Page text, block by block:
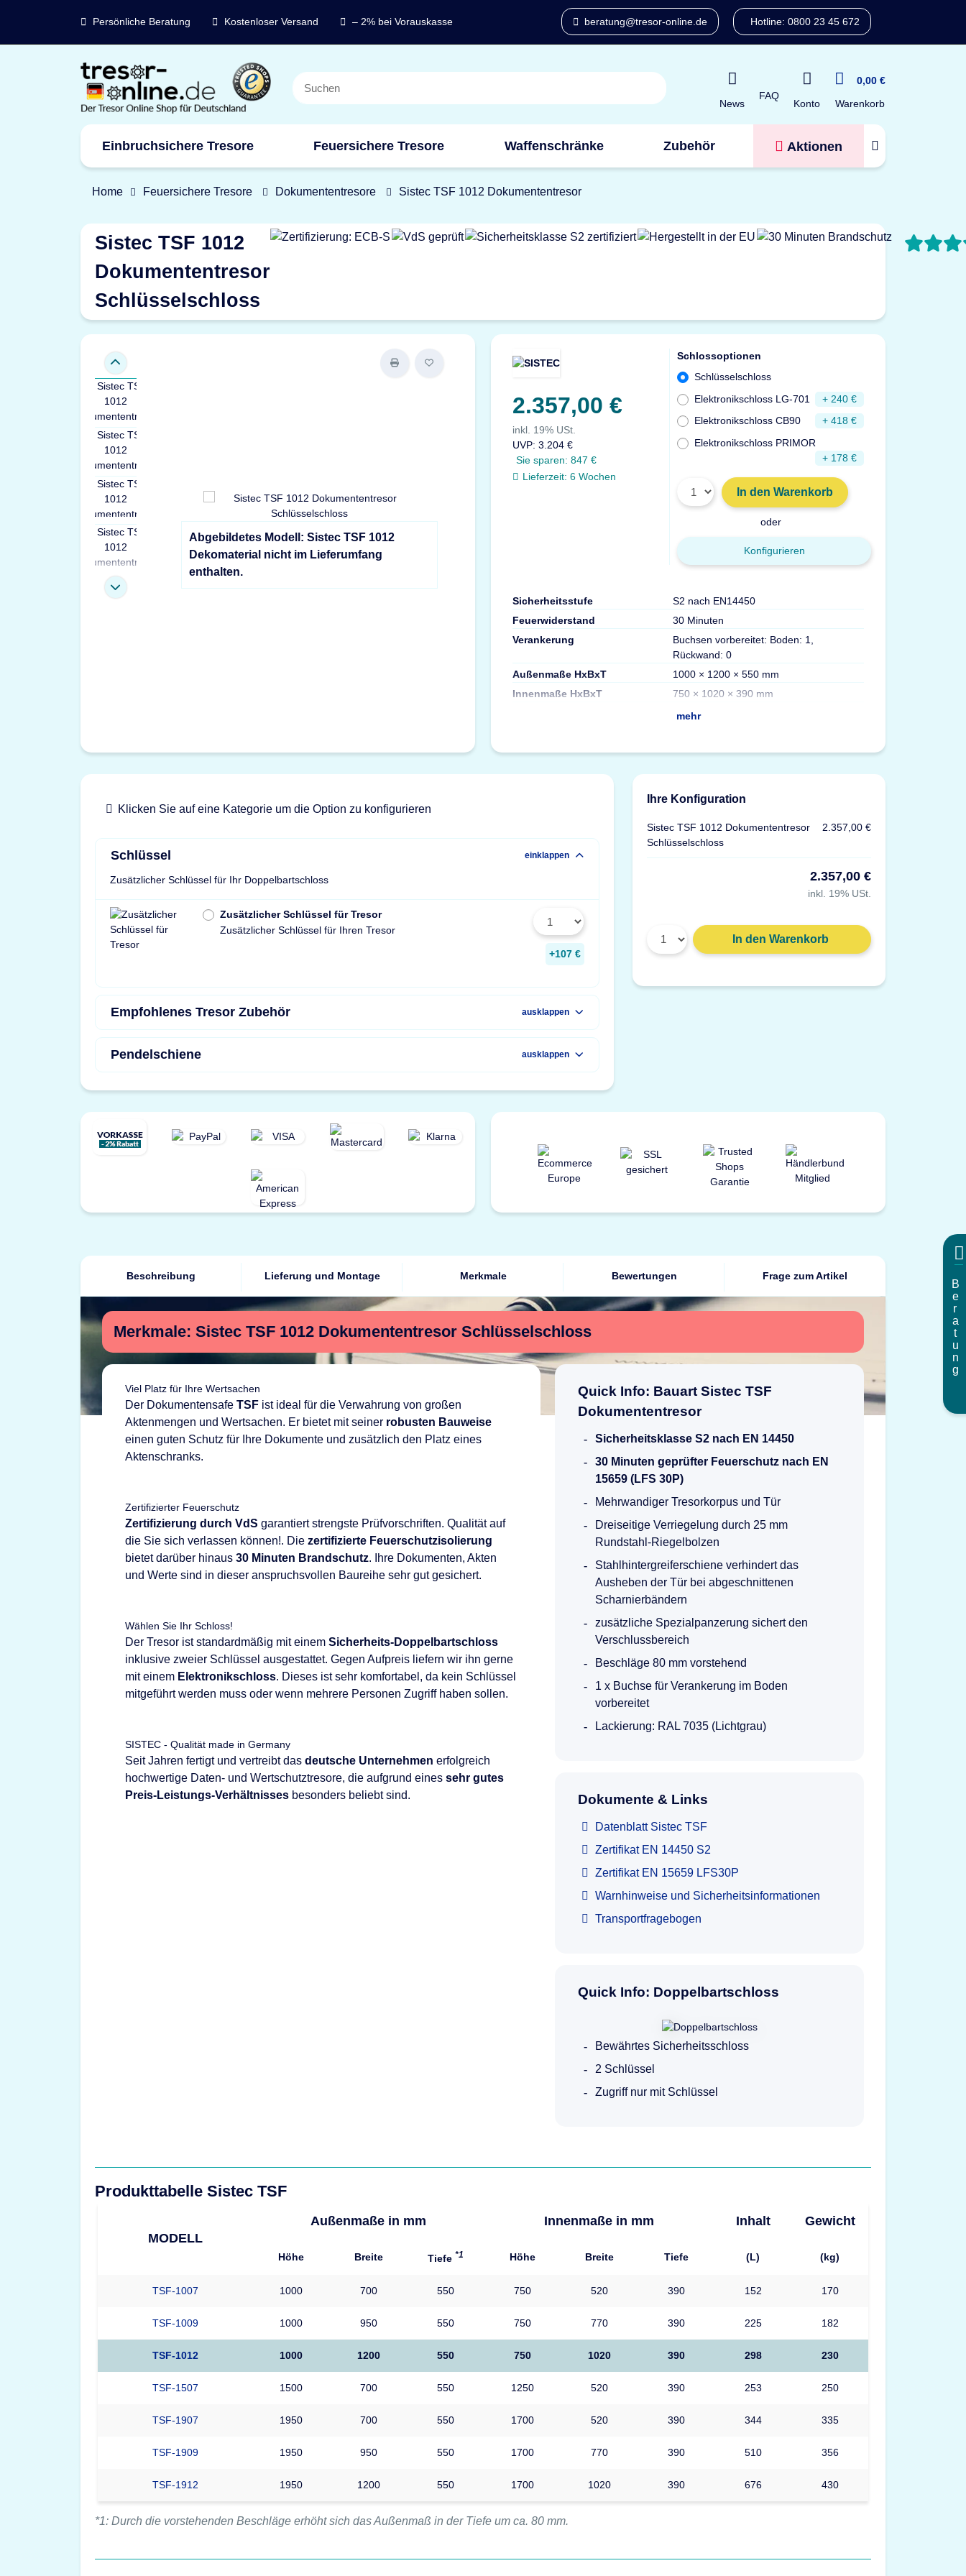
Persönliche Beratung Kostenloser Versand – 2% bei Vorauskasse beratung@tresor-online.de Hotline: 0800 23 45 672
News
FAQ
Konto
0,00 €
Warenkorb
Einbruchsichere Tresore Feuersichere Tresore Waffenschränke Zubehör Aktionen
Marken
Home Feuersichere Tresore Dokumententresore Sistec TSF 1012 Dokumententresor
Sistec TSF 1012
Dokumententresor
Schlüsselschloss
Abgebildetes Modell: Sistec TSF 1012
Dekomaterial nicht im Lieferumfang
enthalten.
2.357,00 €
inkl. 19% USt.
UVP:3.204 €
Sie sparen:847 €
Lieferzeit: 6 Wochen
Schlossoptionen
Schlüsselschloss
Elektronikschloss LG-701
+ 240 €
Elektronikschloss CB90
+ 418 €
Elektronikschloss PRIMOR
+ 178 €
In den Warenkorb
oder
Konfigurieren
Sicherheitsstufe
S2 nach EN14450
Feuerwiderstand
30 Minuten
Verankerung
Buchsen vorbereitet: Boden: 1,
Rückwand: 0
Außenmaße HxBxT
1000 × 1200 × 550 mm
Innenmaße HxBxT
750 × 1020 × 390 mm
mehr
Klicken Sie auf eine Kategorie um die Option zu konfigurieren
Schlüssel einklappen
Zusätzlicher Schlüssel für Ihr Doppelbartschloss
Zusätzlicher Schlüssel für Tresor
Zusätzlicher Schlüssel für Ihren Tresor
+107 €
Empfohlenes Tresor Zubehör ausklappen
Pendelschiene ausklappen
Ihre Konfiguration
Sistec TSF 1012 Dokumententresor
Schlüsselschloss
2.357,00 €
2.357,00 €
inkl. 19% USt.
In den Warenkorb
Beschreibung Lieferung und Montage Merkmale Bewertungen Frage zum Artikel
Merkmale: Sistec TSF 1012 Dokumententresor Schlüsselschloss
Viel Platz für Ihre Wertsachen
Der Dokumentensafe TSF ist ideal für die Verwahrung von großen
Aktenmengen und Wertsachen. Er bietet mit seiner robusten Bauweise
einen guten Schutz für Ihre Dokumente und zusätzlich den Platz eines
Aktenschranks.
Zertifizierter Feuerschutz
Zertifizierung durch VdS garantiert strengste Prüfvorschriften. Qualität auf
die Sie sich verlassen können!. Die zertifizierte Feuerschutzisolierung
bietet darüber hinaus 30 Minuten Brandschutz. Ihre Dokumenten, Akten
und Werte sind in dieser anspruchsvollen Baureihe sehr gut gesichert.
Wählen Sie Ihr Schloss!
Der Tresor ist standardmäßig mit einem Sicherheits-Doppelbartschloss
inklusive zweier Schlüssel ausgestattet. Gegen Aufpreis liefern wir ihn gerne
mit einem Elektronikschloss. Dieses ist sehr komfortabel, da kein Schlüssel
mitgeführt werden muss oder wenn mehrere Personen Zugriff haben sollen.
SISTEC - Qualität made in Germany
Seit Jahren fertigt und vertreibt das deutsche Unternehmen erfolgreich
hochwertige Daten- und Wertschutztresore, die aufgrund eines sehr gutes
Preis-Leistungs-Verhältnisses besonders beliebt sind.
Quick Info: Bauart Sistec TSF
Dokumententresor
Sicherheitsklasse S2 nach EN 14450
30 Minuten geprüfter Feuerschutz nach EN
15659 (LFS 30P)
Mehrwandiger Tresorkorpus und Tür
Dreiseitige Verriegelung durch 25 mm
Rundstahl-Riegelbolzen
Stahlhintergreiferschiene verhindert das
Ausheben der Tür bei abgeschnittenen
Scharnierbändern
zusätzliche Spezialpanzerung sichert den
Verschlussbereich
Beschläge 80 mm vorstehend
1 x Buchse für Verankerung im Boden
vorbereitet
Lackierung: RAL 7035 (Lichtgrau)
Dokumente & Links
Datenblatt Sistec TSF
Zertifikat EN 14450 S2
Zertifikat EN 15659 LFS30P
Warnhinweise und Sicherheitsinformationen
Transportfragebogen
Quick Info: Doppelbartschloss
Bewährtes Sicherheitsschloss
2 Schlüssel
Zugriff nur mit Schlüssel
Produkttabelle Sistec TSF
MODELL
Außenmaße in mm Innenmaße in mm Inhalt Gewicht
Höhe Breite Tiefe *1 Höhe Breite Tiefe (L) (kg)
TSF-1007 1000 700 550 750 520 390 152 170
TSF-1009 1000 950 550 750 770 390 225 182
TSF-1012 1000 1200 550 750 1020 390 298 230
TSF-1507 1500 700 550 1250 520 390 253 250
TSF-1907 1950 700 550 1700 520 390 344 335
TSF-1909 1950 950 550 1700 770 390 510 356
TSF-1912 1950 1200 550 1700 1020 390 676 430
*1: Durch die vorstehenden Beschläge erhöht sich das Außenmaß in der Tiefe um ca. 80 mm.
Beratung